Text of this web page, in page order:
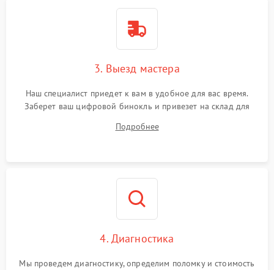
3. Выезд мастера
Наш специалист приедет к вам в удобное для вас время.
Заберет ваш цифровой бинокль и привезет на склад для
Подробнее
4. Диагностика
Мы проведем диагностику, определим поломку и стоимость